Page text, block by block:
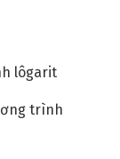
lôgarit
trình